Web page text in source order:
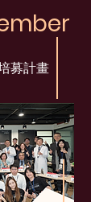
募計畫